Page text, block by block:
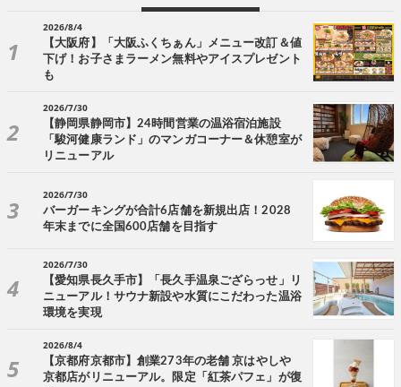
2026/8/4
【大阪府】「大阪ふくちぁん」メニュー改訂＆値
下げ！お子さまラーメン無料やアイスプレゼント
も
2026/7/30
【静岡県静岡市】24時間営業の温浴宿泊施設
「駿河健康ランド」のマンガコーナー＆休憩室が
リニューアル
2026/7/30
バーガーキングが合計6店舗を新規出店！2028
年末までに全国600店舗を目指す
2026/7/30
【愛知県長久手市】「長久手温泉ござらっせ」リ
ニューアル！サウナ新設や水質にこだわった温浴
環境を実現
2026/8/4
【京都府京都市】創業273年の老舗 京はやしや
京都店がリニューアル。限定「紅茶パフェ」が復